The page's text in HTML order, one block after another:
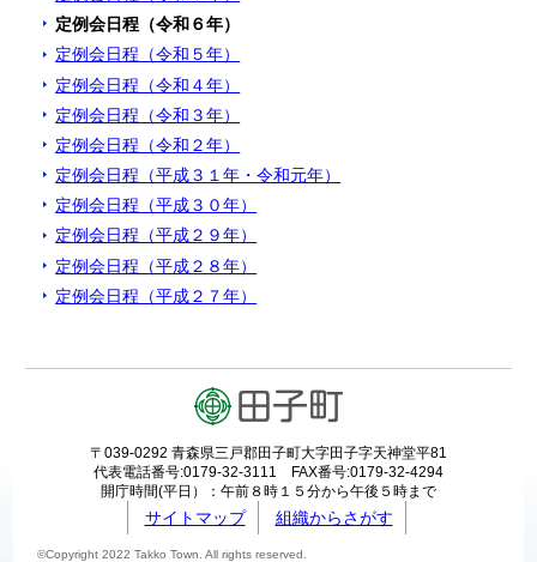
定例会日程（令和６年）
定例会日程（令和５年）
定例会日程（令和４年）
定例会日程（令和３年）
定例会日程（令和２年）
定例会日程（平成３１年・令和元年）
定例会日程（平成３０年）
定例会日程（平成２９年）
定例会日程（平成２８年）
定例会日程（平成２７年）
〒039-0292 青森県三戸郡田子町大字田子字天神堂平81
代表電話番号:0179-32-3111 FAX番号:0179-32-4294
開庁時間(平日）：午前８時１５分から午後５時まで
サイトマップ 組織からさがす
©Copyright 2022 Takko Town. All rights reserved.